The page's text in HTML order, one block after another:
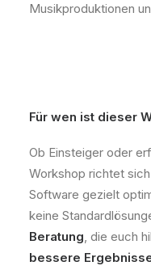
Musikproduktionen
Für wen ist dieser
Ob Einsteiger oder
Workshop richtet
Software gezielt
keine
Beratung, die euch
bessere